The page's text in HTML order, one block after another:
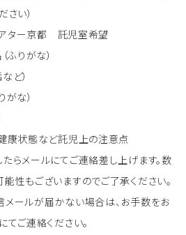
さい）
ター京都 託児室希望
りがな）
ど）
がな）
康状態など託児上の注意点
らメールにてご連絡差し上げます。数
性もございますのでご了承ください。
ールが届かない場合は、お手数をお
てご連絡ください。